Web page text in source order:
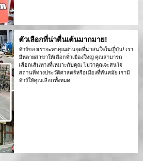
ตัวเลือกที่น่าตื่นเต้นมากมาย!
ทัวร์ของเราจะพาคุณผ่านจุดที่น่าสนใจในญี่ปุ่น! เรา
มีหลายสาขาให้เลือกทั่วเมืองใหญ่ คุณสามารถ
เลือกเส้นทางที่เหมาะกับคุณ ไม่ว่าคุณจะสนใจ
สถานที่ทางประวัติศาสตร์หรือเมืองที่ทันสมัย เรามี
ทัวร์ให้คุณเลือกทั้งหมด!